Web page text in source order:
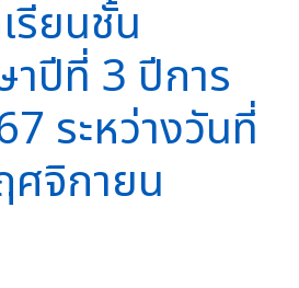
รียนชั้น
ปีที่ 3 ปีการ
ระหว่างวันที่
จิกายน